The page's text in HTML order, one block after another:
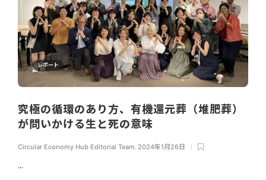
レポート
究極の循環のあり方、有機還元葬（堆肥葬）
が問いかける生と死の意味
Circular Economy Hub Editorial Team 2024年1月26日
...